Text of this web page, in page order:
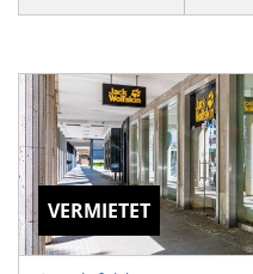
VERMIETET